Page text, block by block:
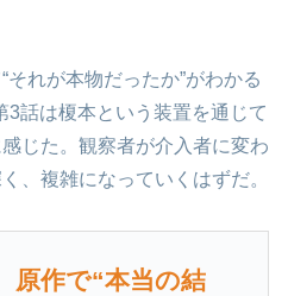
れが本物だったか”がわかる
話は榎本という装置を通じて
じた。観察者が介入者に変わ
、複雑になっていくはずだ。
原作で“本当の結